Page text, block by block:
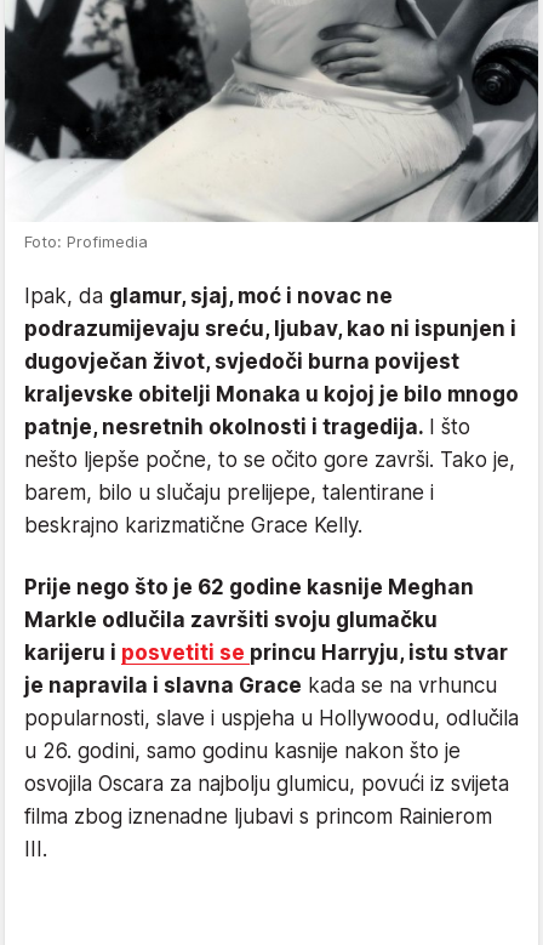
Foto: Profimedia
Ipak, da glamur, sjaj, moć i novac ne
podrazumijevaju sreću, ljubav, kao ni ispunjen i
dugovječan život, svjedoči burna povijest
kraljevske obitelji Monaka u kojoj je bilo mnogo
patnje, nesretnih okolnosti i tragedija.
I što
nešto ljepše počne, to se očito gore završi. Tako je,
barem, bilo u slučaju prelijepe, talentirane i
beskrajno karizmatične Grace Kelly.
Prije nego što je 62 godine kasnije Meghan
Markle odlučila završiti svoju glumačku
karijeru i posvetiti se princu Harryju, istu stvar
je napravila i slavna Grace kada se na vrhuncu
popularnosti, slave i uspjeha u Hollywoodu, odlučila
u 26. godini, samo godinu kasnije nakon što je
osvojila Oscara za najbolju glumicu, povući iz svijeta
filma zbog iznenadne ljubavi s princom Rainierom
III.